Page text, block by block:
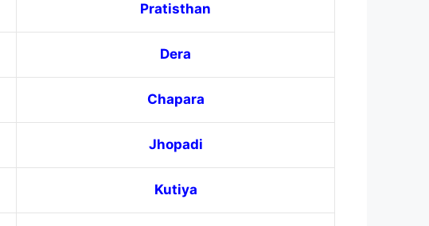
Pratisthan
Dera
Chapara
Jhopadi
Kutiya